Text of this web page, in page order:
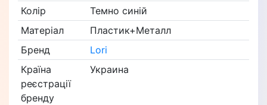
Колір
Темно синій
Матеріал
Пластик+Металл
Бренд
Lori
Країна
реєстрації
бренду
Украина